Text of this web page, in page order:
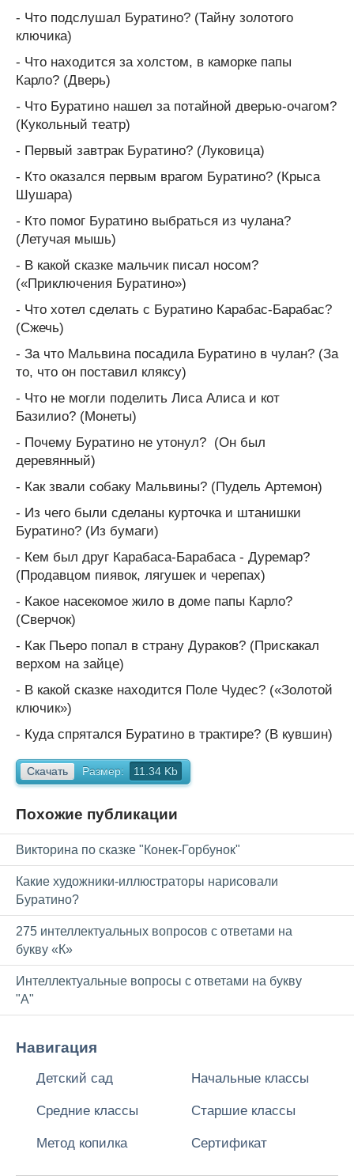
- Что подслушал Буратино? (Тайну золотого
ключика)
- Что находится за холстом, в каморке папы
Карло? (Дверь)
- Что Буратино нашел за потайной дверью-очагом?
(Кукольный театр)
- Первый завтрак Буратино? (Луковица)
- Кто оказался первым врагом Буратино? (Крыса
Шушара)
- Кто помог Буратино выбраться из чулана?
(Летучая мышь)
- В какой сказке мальчик писал носом?
(«Приключения Буратино»)
- Что хотел сделать с Буратино Карабас-Барабас?
(Сжечь)
- За что Мальвина посадила Буратино в чулан? (За
то, что он поставил кляксу)
- Что не могли поделить Лиса Алиса и кот
Базилио? (Монеты)
- Почему Буратино не утонул? (Он был
деревянный)
- Как звали собаку Мальвины? (Пудель Артемон)
- Из чего были сделаны курточка и штанишки
Буратино? (Из бумаги)
- Кем был друг Карабаса-Барабаса - Дуремар?
(Продавцом пия­вок, лягушек и черепах)
- Какое насекомое жило в доме папы Карло?
(Сверчок)
- Как Пьеро попал в страну Дураков? (Прискакал
верхом на зайце)
- В какой сказке находится Поле Чудес? («Золотой
ключик»)
- Куда спрятался Буратино в трактире? (В кувшин)
Скачать Размер: 11.34 Kb
Похожие публикации
Викторина по сказке "Конек-Горбунок"
Какие художники-иллюстраторы нарисовали
Буратино?
275 интеллектуальных вопросов с ответами на
букву «К»
Интеллектуальные вопросы с ответами на букву
"А"
Навигация
Детский сад Начальные классы
Средние классы Старшие классы
Метод копилка Сертификат